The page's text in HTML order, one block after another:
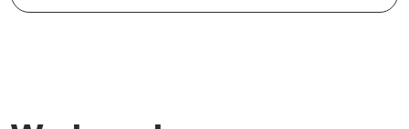
verantwoordelijkheden.